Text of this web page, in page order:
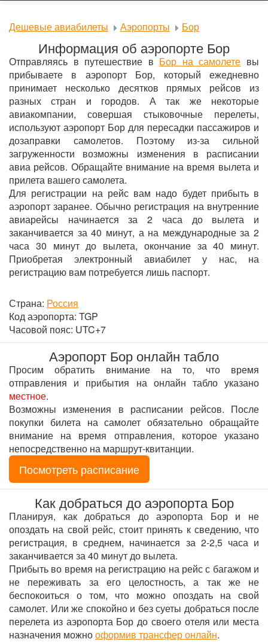
Дешевые авиабилеты Аэропорты Бор
Информация об аэропорте Бор
Отправляясь в путешествие в Бор на самолете вы
прибываете в аэропорт Бор, который ежедневно
принимает несколько десятков прямых рейсов из
разных стран и городов. А так же некоторые
авиакомпании, совершая стыковочные перелеты,
используют аэропорт Бор для пересадки пассажиров и
дозаправки самолетов. Поэтому из-за сильной
загруженности возможны изменения в расписании
авиа рейсов. Обращайте внимание на время вылета и
прилета вашего самолета.
Для регистрации на рейс вам надо будет прибыть в
аэропорт заранее. Обычно регистрация на внутренние
авиарейсы начинается за 2 часа до вылета и
заканчивается за 40 минут, а на международные за 2
часа 30 минут до вылета, окончание за 40 минут.
Приобретая электронный авиабилет у нас, на
регистрацию вам потребуется лишь паспорт.
Страна: Россия
Код аэропорта: TGP
Часовой пояс: UTC+7
Аэропорт Бор онлайн табло
Просим обратить внимание на то, что время
отправления и прибытия на онлайн табло указано
местное.
Возможны изменения в расписании рейсов. После
покупки билета на самолет обязательно обращайте
внимание на время отправления, которое указано
непосредственно на маршрут-квитанции.
Посмотреть расписание
Как добраться до аэропорта Бор
Планируя, как добраться до аэропорта Бор и не
опоздать на свой рейс, стоит принять к сведению, что
регистрация, в среднем, начинается за 2-2,5 часа и
заканчивается за 40 минут до вылета.
Прибыть во время на регистрацию на рейс с багажом и
не переживать за его целостность, а так же не
беспокоиться о том, что можно опоздать на свой
самолет. Или же спокойно и без суеты добраться после
перелета из аэропорта Бор до своего отеля или места
назначения можнооформив трансфер онлайн.